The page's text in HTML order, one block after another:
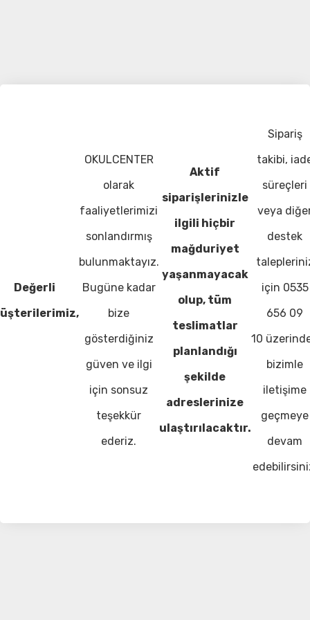
Değerli
OKULCENTER
olarak
faaliyetlerimizi
sonlandırmış
bulunmaktayız.
Bugüne kadar
bize
gösterdiğiniz
güven ve ilgi
için sonsuz
teşekkür
ederiz.
Aktif
siparişlerinizle
ilgili hiçbir
mağduriyet
yaşanmayacak
olup, tüm
teslimatlar
planlandığı
şekilde
adreslerinize
ulaştırılacaktır.
Sipariş
takibi,
süreçleri
veya
destek
için 0535
656 09
10
bizimle
iletişime
geçmeye
devam